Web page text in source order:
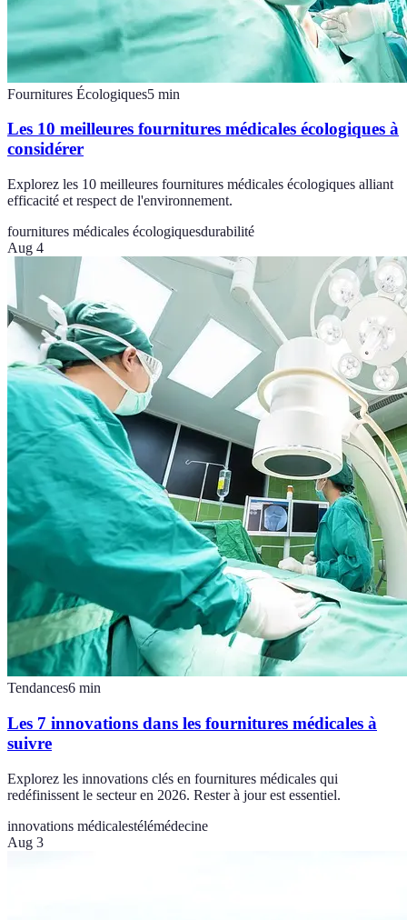
Fournitures Écologiques5 min
Les 10 meilleures fournitures médicales écologiques à
considérer
Explorez les 10 meilleures fournitures médicales écologiques alliant
efficacité et respect de l'environnement.
fournitures médicales écologiquesdurabilité
Aug 4
Tendances6 min
Les 7 innovations dans les fournitures médicales à
suivre
Explorez les innovations clés en fournitures médicales qui
redéfinissent le secteur en 2026. Rester à jour est essentiel.
innovations médicalestélémédecine
Aug 3